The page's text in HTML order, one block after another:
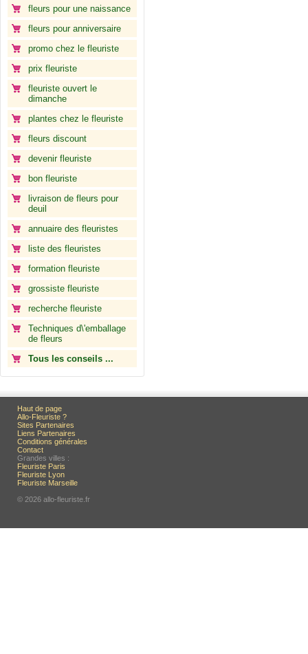
fleurs pour une naissance
fleurs pour anniversaire
promo chez le fleuriste
prix fleuriste
fleuriste ouvert le
dimanche
plantes chez le fleuriste
fleurs discount
devenir fleuriste
bon fleuriste
livraison de fleurs pour
deuil
annuaire des fleuristes
liste des fleuristes
formation fleuriste
grossiste fleuriste
recherche fleuriste
Techniques d\'emballage
de fleurs
Tous les conseils ...
Haut de page
Allo-Fleuriste ?
Sites Partenaires
Liens Partenaires
Conditions générales
Contact
Grandes villes :
Fleuriste Paris
Fleuriste Lyon
Fleuriste Marseille
© 2026 allo-fleuriste.fr